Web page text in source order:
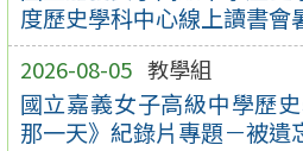
度歷史學科中心線上讀書會
2026-08-05 教學組
國立嘉義女子高級中學歷
那一天》紀錄片專題－被遺